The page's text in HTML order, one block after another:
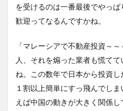
を受けるのは一番最後でやっ
歓迎ってなるんですかね。
「マレーシアで不動産投資～
人、それを煽った業者も慌て
ね。この数年で日本から投資
１割以上簡単にすっ飛んでし
えば中国の動きが大きく関係